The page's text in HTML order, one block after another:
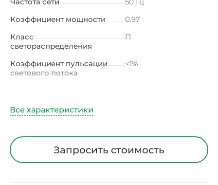
Коэффициент мощности
0.97
Класс
светораспределения
П
Коэффициент пульсации
светового потока
<1%
Тип кривой силы света
Климатическое
исполнениеЗапросить стоимость